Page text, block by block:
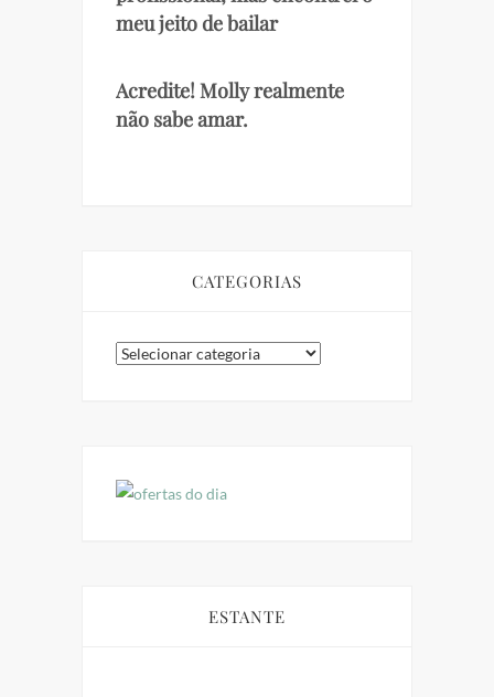
meu jeito de bailar
Acredite! Molly realmente
não sabe amar.
CATEGORIAS
Categorias
ESTANTE